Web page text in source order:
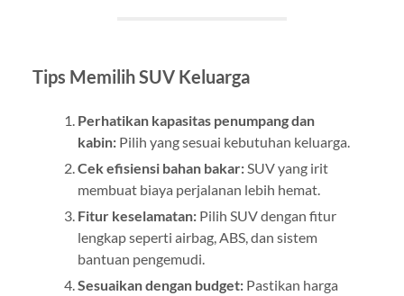
Tips Memilih SUV Keluarga
Perhatikan kapasitas penumpang dan
kabin:Pilih yang sesuai kebutuhan keluarga.
Cek efisiensi bahan bakar:SUV yang irit
membuat biaya perjalanan lebih hemat.
Fitur keselamatan:Pilih SUV dengan fitur
lengkap seperti airbag, ABS, dan sistem
bantuan pengemudi.
Sesuaikan dengan budget:Pastikan harga